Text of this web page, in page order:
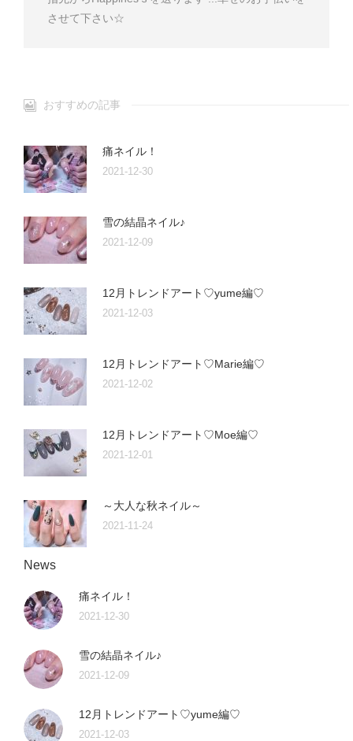
させて下さい☆
おすすめの記事
痛ネイル！
2021-12-30
雪の結晶ネイル♪
2021-12-09
12月トレンドアート♡yume編♡
2021-12-03
12月トレンドアート♡Marie編♡
2021-12-02
12月トレンドアート♡Moe編♡
2021-12-01
～大人な秋ネイル～
2021-11-24
News
痛ネイル！
2021-12-30
雪の結晶ネイル♪
2021-12-09
12月トレンドアート♡yume編♡
2021-12-03